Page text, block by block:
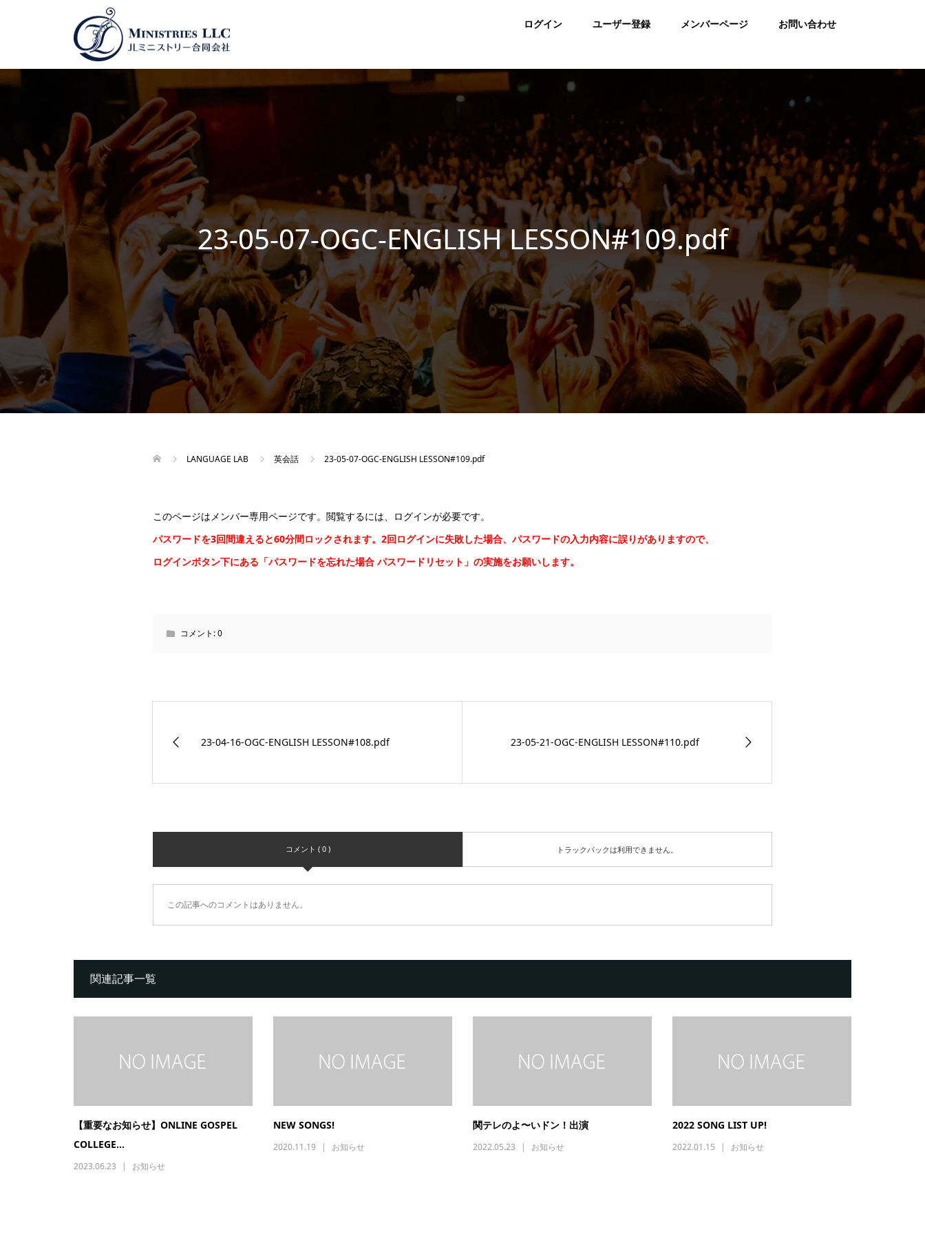
ログイン ユーザー登録 メンバーページ お問い合わせ
23-05-07-OGC-ENGLISH LESSON#109.pdf
LANGUAGE LAB 英会話 23-05-07-OGC-ENGLISH LESSON#109.pdf
このページはメンバー専用ページです。閲覧するには、ログインが必要です。
パスワードを3回間違えると60分間ロックされます。2回ログインに失敗した場合、パスワードの入力内容に誤りがありますので、
ログインボタン下にある「パスワードを忘れた場合 パスワードリセット 」の実施をお願いします。
コメント:0
23-04-16-OGC-ENGLISH LESSON#108.pdf 23-05-21-OGC-ENGLISH LESSON#110.pdf
コメント ( 0 ) トラックバックは利用できません。
この記事へのコメントはありません。
関連記事一覧
【重要なお知らせ】ONLINE GOSPEL
COLLEGE...
2023.06.23 お知らせ
NEW SONGS!
2020.11.19 お知らせ
関テレのよ〜いドン！出演
2022.05.23 お知らせ
2022 SONG LIST UP!
2022.01.15 お知らせ